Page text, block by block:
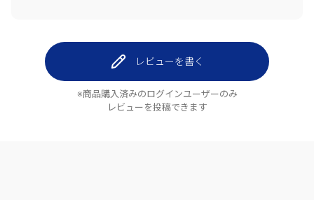
レビューを書く
※商品購入済みのログインユーザーのみ
レビューを投稿できます